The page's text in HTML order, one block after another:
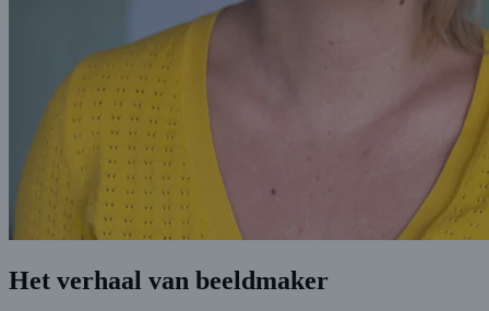
Het verhaal van beeldmaker